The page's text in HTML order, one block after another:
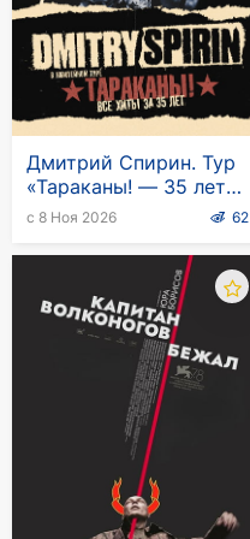
Дмитрий Спирин. Тур
«Тараканы! — 35 лет»
в Германии
с 8 Ноя 2026 62